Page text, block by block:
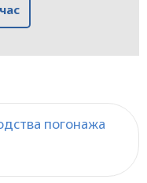
погонажа